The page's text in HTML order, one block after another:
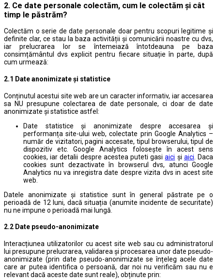
2. Ce date personale colectăm, cum le colectăm și cât
timp le păstrăm?
Colectăm o serie de date personale doar pentru scopuri legitime și
definite clar, ce stau la baza activității și comunicării noastre cu dvs,
iar prelucrarea lor se întemeiază întotdeauna pe baza
consimțământul dvs explicit pentru fiecare situație în parte, după
cum urmează:
2.1 Date anonimizate și statistice
Conținutul acestui site web are un caracter informativ, iar accesarea
sa NU presupune colectarea de date personale, ci doar de date
anonimizate și statistice astfel:
Date statistice și anonimizate despre accesarea și
performanța site-ului web, colectate prin Google Analytics –
număr de vizitatori, pagini accesate, tipul browserului, tipul de
dispozitiv etc. Google Analytics folosește în acest sens
cookies, iar detalii despre acestea puteti gasiaici și aici . Daca
cookies sunt dezactivate în browserul dvs, atunci Google
Analytics nu va inregistra date despre vizita dvs in acest site
web.
Datele anonimizate și statistice sunt în general păstrate pe o
perioadă de 12 luni, dacă situația (anumite incidente de securitate)
nu ne impune o perioadă mai lungă.
2.2 Date pseudo-anonimizate
Interacțiunea utilizatorilor cu acest site web sau cu administratorul
lui presupune prelucrarea, validarea și procesarea unor date pseudo-
anonimizate (prin date pseudo-anonimizate se înțeleg acele date
care ar putea identifica o persoană, dar noi nu verificăm sau nu e
relevant dacă aceste date sunt reale), obținute prin: